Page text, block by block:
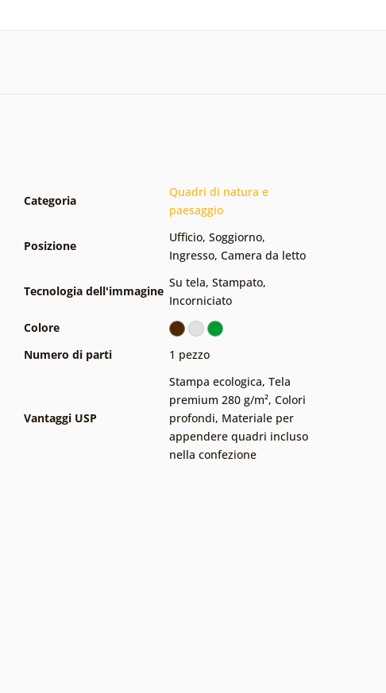
Categoria
Quadri di natura e
paesaggio
Posizione
Ufficio, Soggiorno,
Ingresso, Camera da letto
Tecnologia dell'immagine
Su tela, Stampato,
Incorniciato
Colore
Numero di parti
1 pezzo
Vantaggi USP
Stampa ecologica, Tela
premium 280 g/m², Colori
profondi, Materiale per
appendere quadri incluso
nella confezione